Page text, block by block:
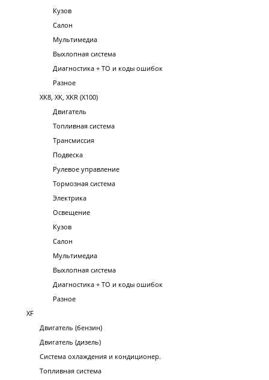
Кузов
Салон
Мультимедиа
Выхлопная система
Диагностика + ТО и коды ошибок
Разное
XK8, XK, XKR (X100)
Двигатель
Топливная система
Трансмиссия
Подвеска
Рулевое управление
Тормозная система
Электрика
Освещение
Кузов
Салон
Мультимедиа
Выхлопная система
Диагностика + ТО и коды ошибок
Разное
XF
Двигатель (бензин)
Двигатель (дизель)
Система охлаждения и кондиционер.
Топливная система